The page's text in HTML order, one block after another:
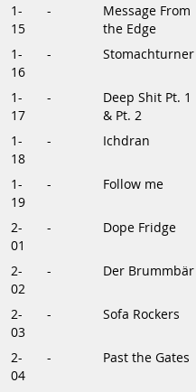
1-
15
-
Message From
the Edge
1-
16
- Stomachturner
1-
17
-
Deep Shit Pt. 1
& Pt. 2
1-
18
- Ichdran
1-
19
- Follow me
2-
01
- Dope Fridge
2-
02
- Der Brummbär
2-
03
- Sofa Rockers
2-
04
- Past the Gates